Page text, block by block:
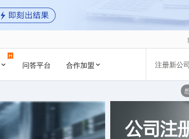
问答平台 合作加盟 注册新公司